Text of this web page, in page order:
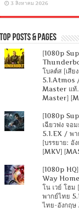
3 สิงหาคม 2026
Top Posts & Pages
[1080p
โบลต์ส [เสีย
5.1.Atmos
Master แท้
Master]
[1080p
เฉียวฟง จอ
5.1.EX / พ
[บรรยาย: อั
[MKV]
[1080p
Way
โน เวย์ โฮม
พากย์ไทย
ไทย-อังกฤษ